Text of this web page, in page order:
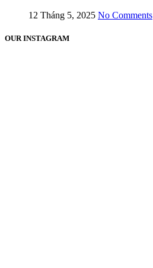
12 Tháng 5, 2025 No Comments
OUR INSTAGRAM